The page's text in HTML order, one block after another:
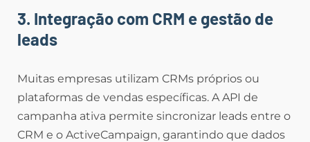
3. Integração com CRM e gestão de
leads
Muitas empresas utilizam CRMs próprios ou
plataformas de vendas específicas. A API de
campanha ativa permite sincronizar leads entre o
CRM e o ActiveCampaign, garantindo que dados